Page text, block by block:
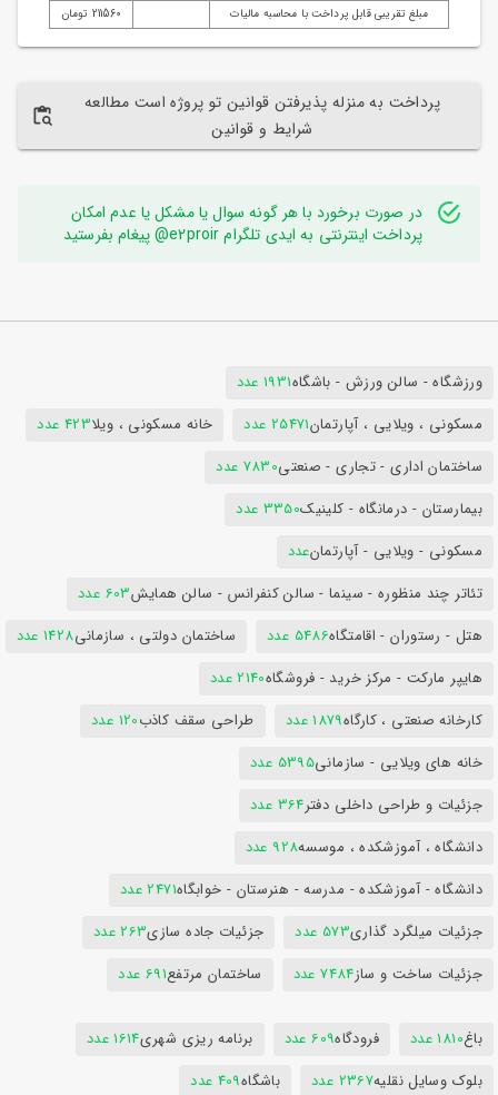
مبلغ تقریبی قابل پرداخت با محاسبه مالیات
211560 تومان
پرداخت به منزله پذیرفتن قوانین تو پروژه است مطالعه
شرایط و قوانین
در صورت برخورد با هر گونه سوال یا مشکل یا عدم امکان
پرداخت اینترنتی به ایدی تلگرام e2proir@ پیغام بفرستید
ورزشگاه - سالن ورزش - باشگاه1931 عدد
مسکونی ، ویلایی ، آپارتمان25471 عدد خانه مسکونی ، ویلا423 عدد
ساختمان اداری - تجاری - صنعتی7830 عدد
بیمارستان - درمانگاه - کلینیک3350 عدد
مسکونی - ویلایی - آپارتمانعدد
تئاتر چند منظوره - سینما - سالن کنفرانس - سالن همایش603 عدد
هتل - رستوران - اقامتگاه5486 عدد ساختمان دولتی ، سازمانی1428 عدد
هایپر مارکت - مرکز خرید - فروشگاه2140 عدد
کارخانه صنعتی ، کارگاه1879 عدد طراحی سقف کاذب120 عدد
خانه های ویلایی - سازمانی5395 عدد
جزئیات و طراحی داخلی دفتر364 عدد
دانشگاه ، آموزشکده ، موسسه928 عدد
دانشگاه - آموزشکده - مدرسه - هنرستان - خوابگاه2471 عدد
جزئیات میلگرد گذاری573 عدد جزئیات جاده سازی263 عدد
جزئیات ساخت و ساز7484 عدد ساختمان مرتفع691 عدد
باغ1810 عدد فرودگاه609 عدد برنامه ریزی شهری1614 عدد
بلوک وسایل نقلیه2367 عدد باشگاه409 عدد